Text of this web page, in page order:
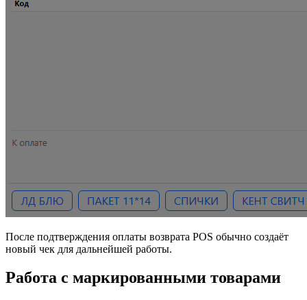
После подтверждения оплаты возврата POS обычно создаёт
новый чек для дальнейшей работы.
Работа с маркированными товарами